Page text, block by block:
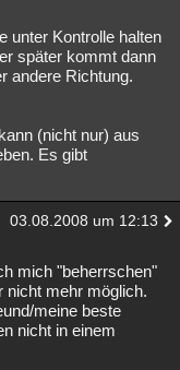
unter Kontrolle halten
später kommt dann
andere Richtung.
(nicht nur) aus
Es gibt
03.08.2008 um 12:13
mich "beherrschen"
nicht mehr möglich.
meine beste
nicht in einem